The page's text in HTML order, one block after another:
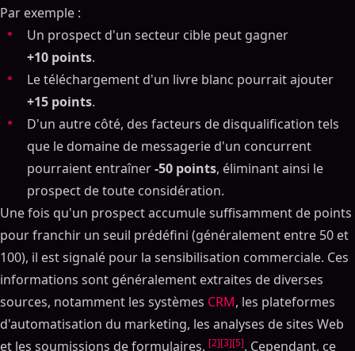
Par exemple :
Un prospect d'un secteur cible peut gagner
+10 points.
Le téléchargement d'un livre blanc pourrait ajouter
+15 points.
D'un autre côté, des facteurs de disqualification tels
que le domaine de messagerie d'un concurrent
pourraient entraîner-50 points, éliminant ainsi le
prospect de toute considération.
Une fois qu'un prospect accumule suffisamment de points
pour franchir un seuil prédéfini (généralement entre 50 et
100), il est signalé pour la sensibilisation commerciale. Ces
informations sont généralement extraites de diverses
sources, notamment les systèmes CRM, les plateformes
d'automatisation du marketing, les analyses de sites Web
et les soumissions de formulaires. [2][3][5]. Cependant, ce